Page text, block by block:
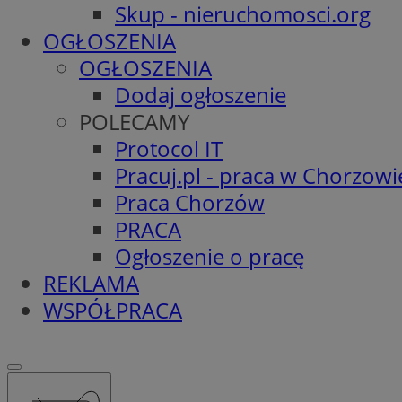
Skup - nieruchomosci.org
OGŁOSZENIA
OGŁOSZENIA
Dodaj ogłoszenie
POLECAMY
Protocol IT
Pracuj.pl - praca w
Praca Chorzów
PRACA
Ogłoszenie o pracę
REKLAMA
WSPÓŁPRACA